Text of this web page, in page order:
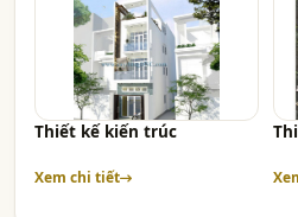
Thiết kế kiến trúc
Xem chi tiết